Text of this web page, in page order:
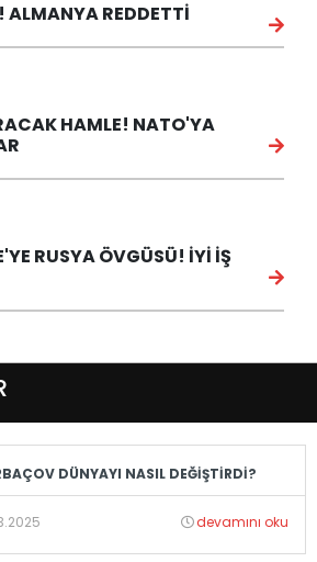
ALMANYA REDDETTİ
HAMLE! NATO'YA
RUSYA ÖVGÜSÜ! İYİ İŞ
DÜNYAYI NASIL DEĞİŞTİRDİ?
devamını oku